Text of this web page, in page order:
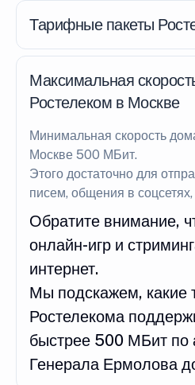
Тарифные пакеты
Максимальная
Ростелеком в Москве
Минимальная скорость
Москве 500 МБит.
Этого достаточно для
писем, общения в
Обратите внимание,
онлайн-игр и
интернет.
Мы подскажем, какие
Ростелекома
быстрее 500 МБит по
Генерала Ермолова